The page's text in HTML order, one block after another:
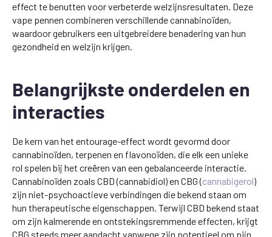
effect te benutten voor verbeterde welzijnsresultaten. Deze
vape pennen combineren verschillende cannabinoïden,
waardoor gebruikers een uitgebreidere benadering van hun
gezondheid en welzijn krijgen.
Belangrijkste onderdelen en
interacties
De kern van het entourage-effect wordt gevormd door
cannabinoïden, terpenen en flavonoïden, die elk een unieke
rol spelen bij het creëren van een gebalanceerde interactie.
Cannabinoïden zoals CBD (cannabidiol) en CBG (cannabigerol)
zijn niet-psychoactieve verbindingen die bekend staan om
hun therapeutische eigenschappen. Terwijl CBD bekend staat
om zijn kalmerende en ontstekingsremmende effecten, krijgt
CBG steeds meer aandacht vanwege zijn potentieel om pijn